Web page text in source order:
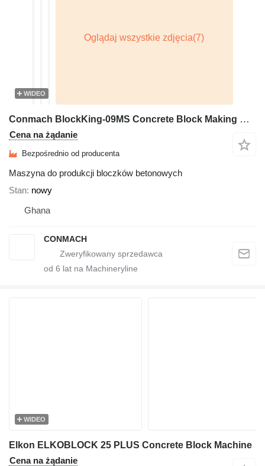
WIDEO
Conmach BlockKing-09MS Concrete Block Making Machine - 4.000 units/shift
Cena na żądanie
Bezpośrednio od producenta
Maszyna do produkcji bloczków betonowych
Stan nowy
Ghana
CONMACH
od 6 lat na Machineryline
WIDEO
Elkon ELKOBLOCK 25 PLUS Concrete Block Machine
Cena na żądanie